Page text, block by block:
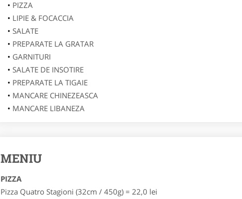
PIZZA
LIPIE & FOCACCIA
SALATE
PREPARATE LA GRATAR
GARNITURI
SALATE DE INSOTIRE
PREPARATE LA TIGAIE
MANCARE CHINEZEASCA
MANCARE LIBANEZA
MENIU
PIZZA
Pizza Quatro Stagioni (32cm / 450g) = 22,0 lei